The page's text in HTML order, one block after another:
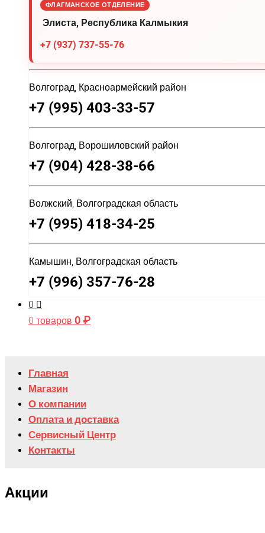
ФЛАГМАНСКОЕ ОТДЕЛЕНИЕ
Элиста, Республика Калмыкия
+7 (937) 737-55-76
Волгоград, Красноармейский район
+7 (995) 403-33-57
Волгоград, Ворошиловский район
+7 (904) 428-38-66
Волжский, Волгоградская область
+7 (995) 418-34-25
Камышин, Волгоградская область
+7 (996) 357-76-28
0
0 товаров 0 ₽
Главная
Магазин
О компании
Оплата и доставка
Сервисный Центр
Контакты
Акции